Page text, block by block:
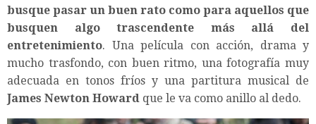
busque pasar un buen rato como para aquellos que
busquen algo trascendente más allá del
entretenimiento. Una película con acción, drama y
mucho trasfondo, con buen ritmo, una fotografía muy
adecuada en tonos fríos y una partitura musical de
James Newton Howard que le va como anillo al dedo.